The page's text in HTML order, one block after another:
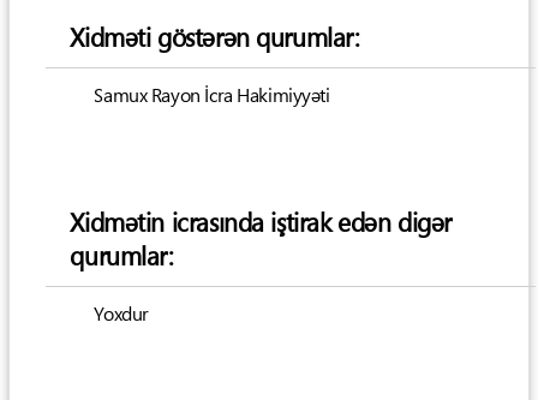
Xidməti göstərən qurumlar:
Samux Rayon İcra Hakimiyyəti
Xidmətin icrasında iştirak edən digər
qurumlar:
Yoxdur